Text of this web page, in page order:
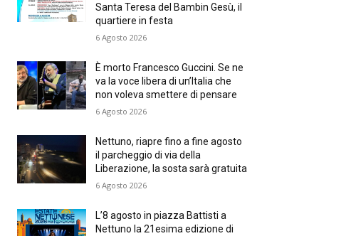
Santa Teresa del Bambin Gesù, il
quartiere in festa
6 Agosto 2026
È morto Francesco Guccini. Se ne
va la voce libera di un’Italia che
non voleva smettere di pensare
6 Agosto 2026
Nettuno, riapre fino a fine agosto
il parcheggio di via della
Liberazione, la sosta sarà gratuita
6 Agosto 2026
L’8 agosto in piazza Battisti a
Nettuno la 21esima edizione di